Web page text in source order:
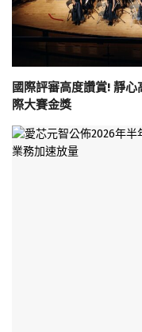
國際評審高度讚賞! 靜
際大賽金獎